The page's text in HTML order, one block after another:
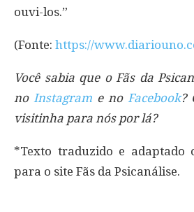
ouvi-los.”
(Fonte: https://
Você sabia que o Fãs da
no Instagrame no Facebook?
visitinha para nós por lá?
*Texto traduzido e adaptado
para o site Fãs da Psicanálise.